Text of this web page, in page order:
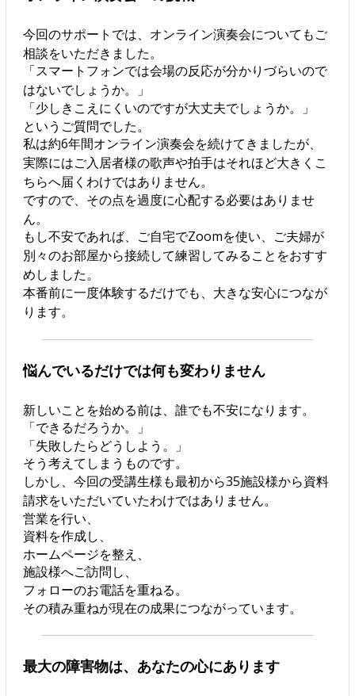
今回のサポートでは、オンライン演奏会についてもご
相談をいただきました。
「スマートフォンでは会場の反応が分かりづらいので
はないでしょうか。」
「少しきこえにくいのですが大丈夫でしょうか。」
というご質問でした。
私は約6年間オンライン演奏会を続けてきましたが、
実際にはご入居者様の歌声や拍手はそれほど大きくこ
ちらへ届くわけではありません。
ですので、その点を過度に心配する必要はありませ
ん。
もし不安であれば、ご自宅でZoomを使い、ご夫婦が
別々のお部屋から接続して練習してみることをおすす
めしました。
本番前に一度体験するだけでも、大きな安心につなが
ります。
悩んでいるだけでは何も変わりません
新しいことを始める前は、誰でも不安になります。
「できるだろうか。」
「失敗したらどうしよう。」
そう考えてしまうものです。
しかし、今回の受講生様も最初から35施設様から資料
請求をいただいていたわけではありません。
営業を行い、
資料を作成し、
ホームページを整え、
施設様へご訪問し、
フォローのお電話を重ねる。
その積み重ねが現在の成果につながっています。
最大の障害物は、あなたの心にあります